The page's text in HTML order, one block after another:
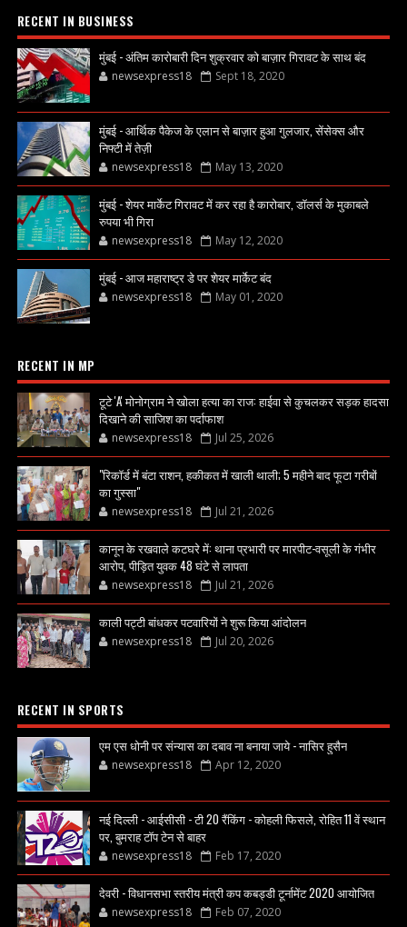
RECENT IN BUSINESS
मुंबई - अंतिम कारोबारी दिन शुक्रवार को बाज़ार गिरावट के साथ बंद
newsexpress18 Sept 18, 2020
मुंबई - आर्थिक पैकेज के एलान से बाज़ार हुआ गुलजार, सेंसेक्स और
निफ्टी में तेज़ी
newsexpress18 May 13, 2020
मुंबई - शेयर मार्केट गिरावट में कर रहा है कारोबार, डॉलर्स के मुकाबले
रुपया भी गिरा
newsexpress18 May 12, 2020
मुंबई - आज महाराष्ट्र डे पर शेयर मार्केट बंद
newsexpress18 May 01, 2020
RECENT IN MP
टूटे 'A' मोनोग्राम ने खोला हत्या का राज: हाईवा से कुचलकर सड़क हादसा
दिखाने की साजिश का पर्दाफाश
newsexpress18 Jul 25, 2026
"रिकॉर्ड में बंटा राशन, हकीकत में खाली थाली; 5 महीने बाद फूटा गरीबों
का गुस्सा"
newsexpress18 Jul 21, 2026
कानून के रखवाले कटघरे में: थाना प्रभारी पर मारपीट-वसूली के गंभीर
आरोप, पीड़ित युवक 48 घंटे से लापता
newsexpress18 Jul 21, 2026
काली पट्टी बांधकर पटवारियों ने शुरू किया आंदोलन
newsexpress18 Jul 20, 2026
RECENT IN SPORTS
एम एस धोनी पर संन्यास का दबाव ना बनाया जाये - नासिर हुसैन
newsexpress18 Apr 12, 2020
नई दिल्ली - आईसीसी - टी 20 रैंकिंग - कोहली फिसले, रोहित 11 वें स्थान
पर, बुमराह टॉप टेन से बाहर
newsexpress18 Feb 17, 2020
देवरी - विधानसभा स्तरीय मंत्री कप कबड्डी टूर्नामेंट 2020 आयोजित
newsexpress18 Feb 07, 2020